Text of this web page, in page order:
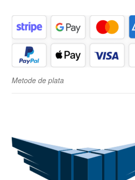
Metode de plata